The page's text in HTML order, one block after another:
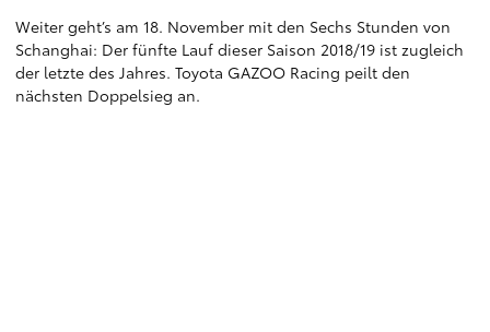
Weiter geht’s am 18. November mit den Sechs Stunden von
Schanghai: Der fünfte Lauf dieser Saison 2018/19 ist zugleich
der letzte des Jahres. Toyota GAZOO Racing peilt den
nächsten Doppelsieg an.